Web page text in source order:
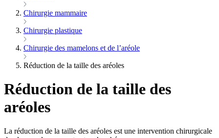
Chirurgie mammaire
Chirurgie plastique
Chirurgie des mamelons et de l’aréole
Réduction de la taille des aréoles
Réduction de la taille des
aréoles
La réduction de la taille des aréoles est une intervention chirurgicale